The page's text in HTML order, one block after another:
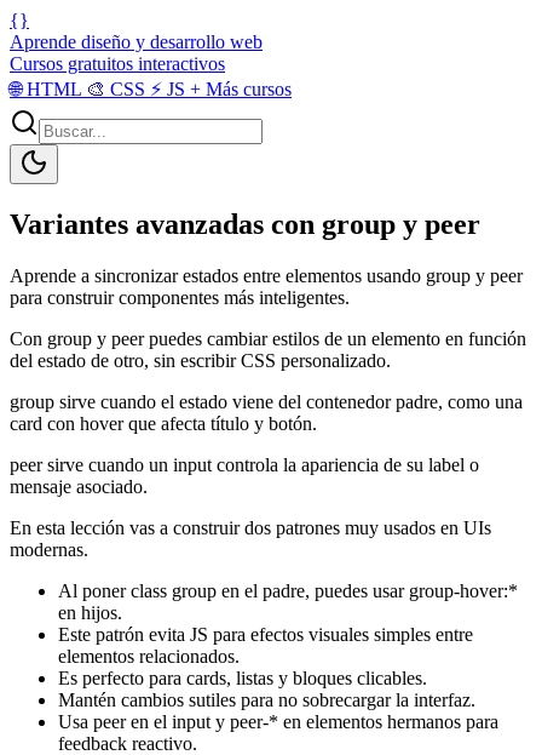
{}
Aprende diseño y desarrollo web
Cursos gratuitos interactivos
🌐HTML 🎨 CSS ⚡ JS + Más cursos
Variantes avanzadas con group y peer
Aprende a sincronizar estados entre elementos usando group y peer
para construir componentes más inteligentes.
Con group y peer puedes cambiar estilos de un elemento en función
del estado de otro, sin escribir CSS personalizado.
group sirve cuando el estado viene del contenedor padre, como una
card con hover que afecta título y botón.
peer sirve cuando un input controla la apariencia de su label o
mensaje asociado.
En esta lección vas a construir dos patrones muy usados en UIs
modernas.
Al poner class group en el padre, puedes usar group-hover:*
en hijos.
Este patrón evita JS para efectos visuales simples entre
elementos relacionados.
Es perfecto para cards, listas y bloques clicables.
Mantén cambios sutiles para no sobrecargar la interfaz.
Usa peer en el input y peer-* en elementos hermanos para
feedback reactivo.